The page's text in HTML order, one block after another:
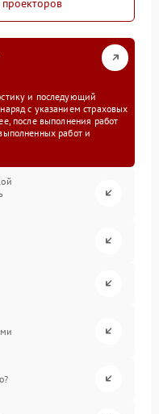
и последующий
с указанием страховых
после выполнения работ
работ и